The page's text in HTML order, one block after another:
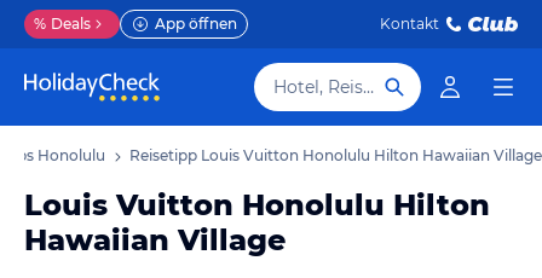
% Deals App öffnen Kontakt
Hotel, Reiseziel
Honolulu Reisetipp Louis Vuitton Honolulu Hilton Hawaiian Village
Louis Vuitton Honolulu Hilton
Hawaiian Village